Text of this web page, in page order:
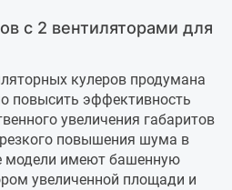
с 2 вентиляторами для
кулеров продумана
повысить эффективность
увеличения габаритов
повышения шума в
модели имеют башенную
увеличенной площади и